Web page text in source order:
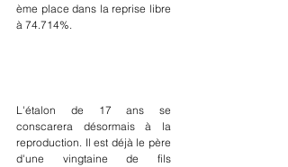
ème place dans la reprise libre
à 74.714%.
L'étalon de 17 ans se
conscarera désormais à la
reproduction. Il est déjà le père
d'une vingtaine de fils